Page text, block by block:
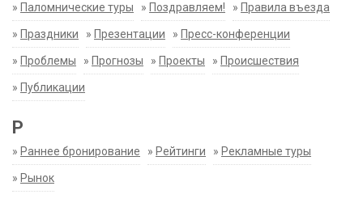
» Паломнические туры » Поздравляем! » Правила въезда
» Праздники » Презентации » Пресс-конференции
» Проблемы » Прогнозы » Проекты » Происшествия
» Публикации
Р
» Раннее бронирование » Рейтинги » Рекламные туры
» Рынок